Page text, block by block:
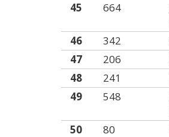
45 664
46 342
47
206
48
241
49
548
50 80